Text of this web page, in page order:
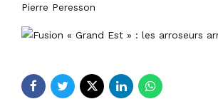
Pierre Peresson